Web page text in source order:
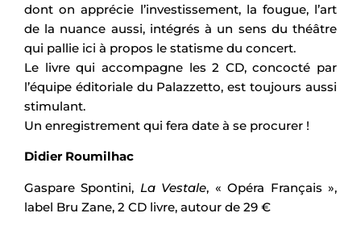
dont on apprécie l’investissement, la fougue, l’art
de la nuance aussi, intégrés à un sens du théâtre
qui pallie ici à propos le statisme du concert.
Le livre qui accompagne les 2 CD, concocté par
l’équipe éditoriale du Palazzetto, est toujours aussi
stimulant.
Un enregistrement qui fera date à se procurer !
Didier Roumilhac
Gaspare Spontini, La Vestale, « Opéra Français »,
label Bru Zane, 2 CD livre, autour de 29 €